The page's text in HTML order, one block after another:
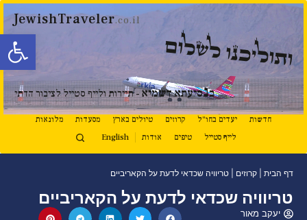
פתח
JewishTraveler.co.il
ותוליכנו לשלום
בנסיעתא דשמיא - תיירות ולייף סטייל לציבור הדתי
חדשות יעדים בחו"ל קרוזים טיולים בארץ מסעדות
מלונאות
לייף סטייל
טיפים אודות English
דף הבית קרוזים טריוויה שכדאי לדעת על הקאריביים
טריוויה שכדאי לדעת על הקאריביים
יעקב מאור